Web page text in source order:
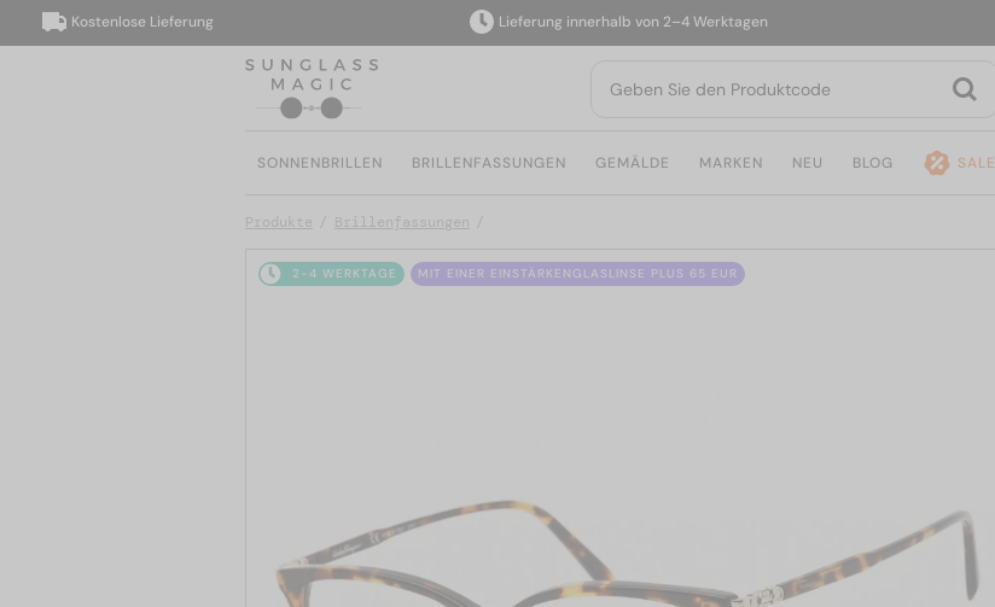
Kostenlose Lieferung Lieferung innerhalb von 2–4 Werktagen
SONNENBRILLEN BRILLENFASSUNGEN GEMÄLDE MARKEN NEU BLOG SALE
Produkte Brillenfassungen
2-4 WERKTAGE MIT EINER EINSTÄRKENGLASLINSE PLUS 65 EUR